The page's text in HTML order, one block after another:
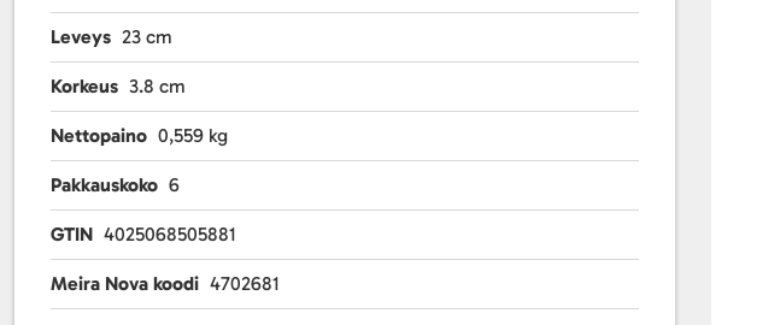
Leveys 23 cm
Korkeus 3.8 cm
Nettopaino 0,559 kg
Pakkauskoko 6
GTIN 4025068505881
Meira Nova koodi 4702681